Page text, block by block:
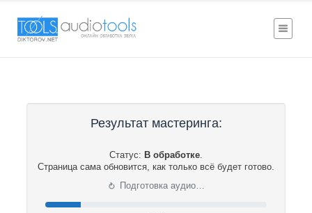
Результат мастеринга:
Статус: В обработке.
Страница сама обновится, как только всё будет готово.
⟳ Подготовка аудио…